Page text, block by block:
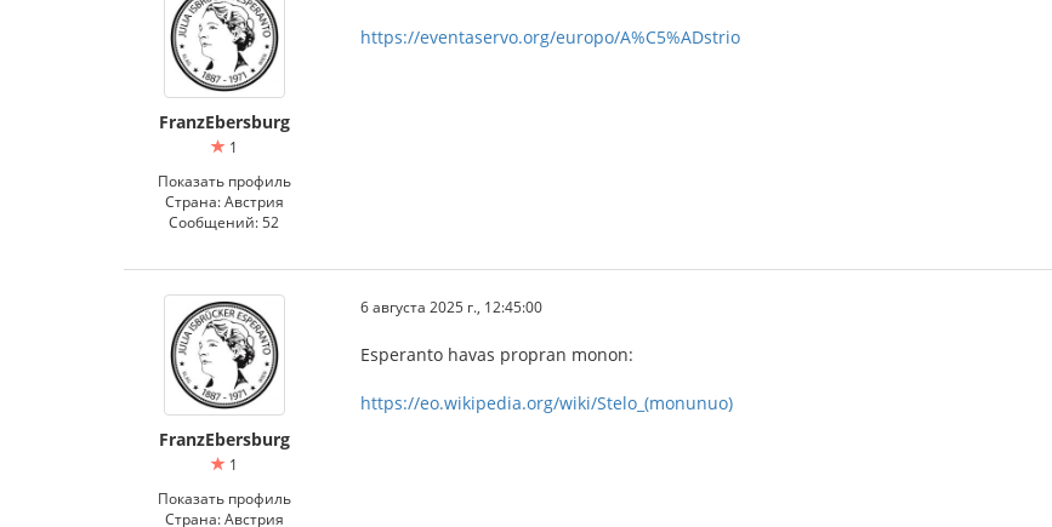
FranzEbersburg
1
Показать профиль
Страна: Австрия
Сообщений: 52
https://eventaservo.org/europo/A%C5%ADstrio
FranzEbersburg
1
Показать профиль
Страна: Австрия
6 августа 2025 г., 12:45:00
Esperanto havas propran monon:
https://eo.wikipedia.org/wiki/Stelo_(monunuo)